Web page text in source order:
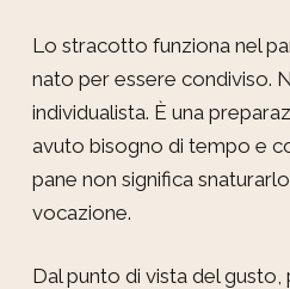
Lo stracotto funziona nel
nato per essere condiviso.
individualista. È una
avuto bisogno di tempo e
pane non significa
vocazione.
Dal punto di vista del gusto,